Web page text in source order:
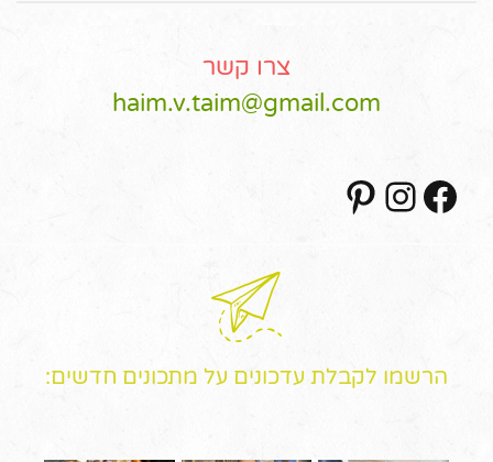
צרו קשר
haim.v.taim@gmail.com
Facebook
Instagram
הרשמו לקבלת עדכונים על מתכונים חדשים: